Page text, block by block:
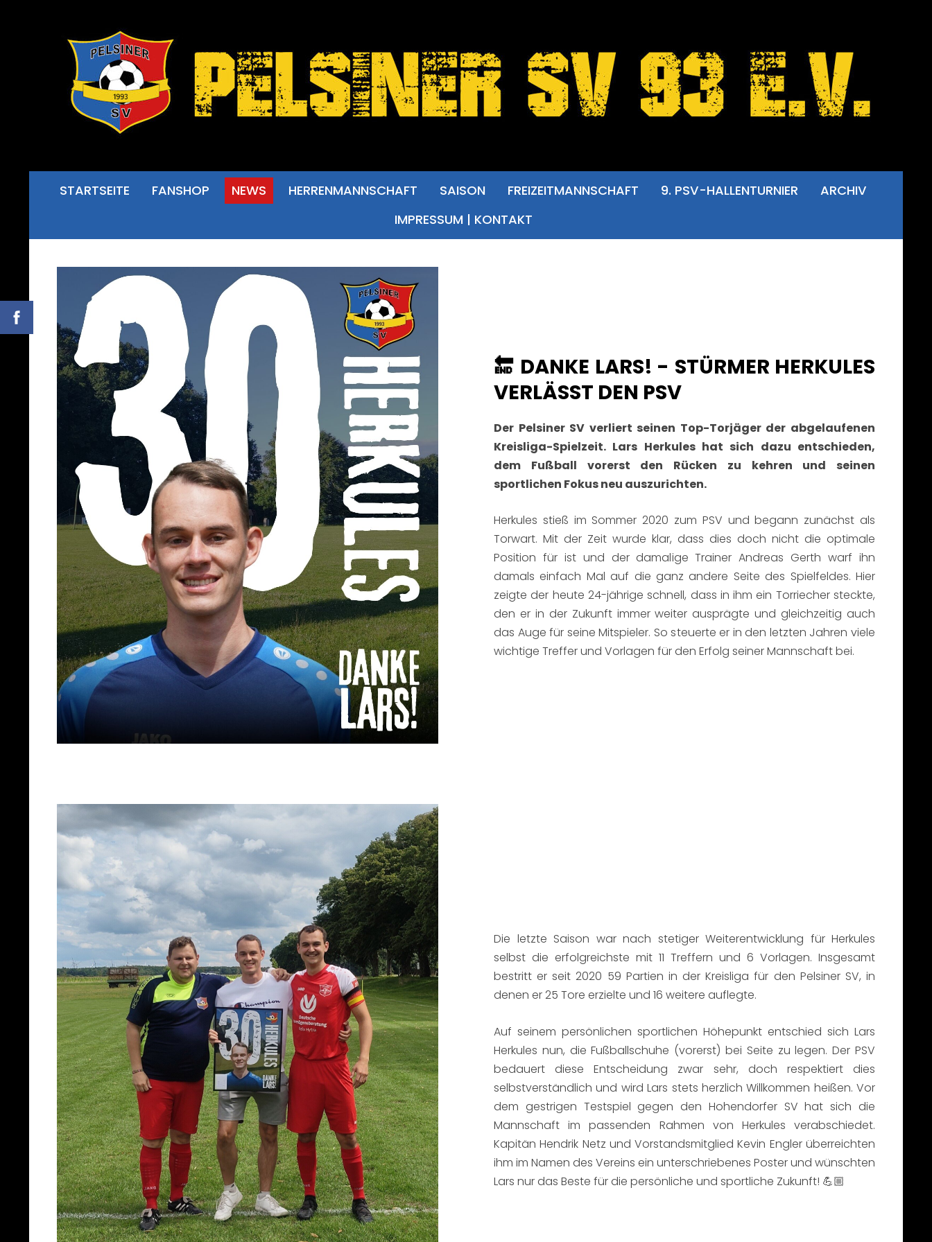
STARTSEITE FANSHOP NEWS HERRENMANNSCHAFT SAISON FREIZEITMANNSCHAFT 9. PSV-HALLENTURNIER
ARCHIV
IMPRESSUM | KONTAKT
🔚 DANKE LARS! - STÜRMER HERKULES
VERLÄSST DEN PSV
Der Pelsiner SV verliert seinen Top-Torjäger der abgelaufenen
Kreisliga-Spielzeit. Lars Herkules hat sich dazu entschieden,
dem Fußball vorerst den Rücken zu kehren und seinen
sportlichen Fokus neu auszurichten.
Herkules stieß im Sommer 2020 zum PSV und begann zunächst als
Torwart. Mit der Zeit wurde klar, dass dies doch nicht die optimale
Position für ist und der damalige Trainer Andreas Gerth warf ihn
damals einfach Mal auf die ganz andere Seite des Spielfeldes. Hier
zeigte der heute 24-jährige schnell, dass in ihm ein Torriecher steckte,
den er in der Zukunft immer weiter ausprägte und gleichzeitig auch
das Auge für seine Mitspieler. So steuerte er in den letzten Jahren viele
wichtige Treffer und Vorlagen für den Erfolg seiner Mannschaft bei.
Die letzte Saison war nach stetiger Weiterentwicklung für Herkules
selbst die erfolgreichste mit 11 Treffern und 6 Vorlagen. Insgesamt
bestritt er seit 2020 59 Partien in der Kreisliga für den Pelsiner SV, in
denen er 25 Tore erzielte und 16 weitere auflegte.
Auf seinem persönlichen sportlichen Höhepunkt entschied sich Lars
Herkules nun, die Fußballschuhe (vorerst) bei Seite zu legen. Der PSV
bedauert diese Entscheidung zwar sehr, doch respektiert dies
selbstverständlich und wird Lars stets herzlich Willkommen heißen. Vor
dem gestrigen Testspiel gegen den Hohendorfer SV hat sich die
Mannschaft im passenden Rahmen von Herkules verabschiedet.
Kapitän Hendrik Netz und Vorstandsmitglied Kevin Engler überreichten
ihm im Namen des Vereins ein unterschriebenes Poster und wünschten
Lars nur das Beste für die persönliche und sportliche Zukunft! 💪🏼